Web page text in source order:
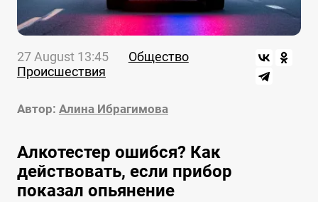
27 August 13:45
Общество
Происшествия
Автор: Алина Ибрагимова
Алкотестер ошибся? Как
действовать, если прибор
показал опьянение